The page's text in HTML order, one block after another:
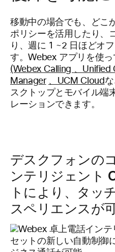
移動中の場合でも、どこ
ポリシーを活用したり、
り、週に 1 ~2 日ほどオ
す。Webex アプリを使
(Webex Calling 、Unified
Manager 、UCM Cloud
スクトップとモバイル端
レーションできます。
デスクフォンの
ンテリジェント
トにより、タッ
スペリエンスが